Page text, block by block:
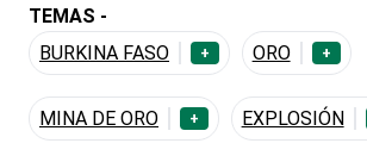
TEMAS -
BURKINA FASO
+ ORO +
MINA DE ORO + EXPLOSIÓN